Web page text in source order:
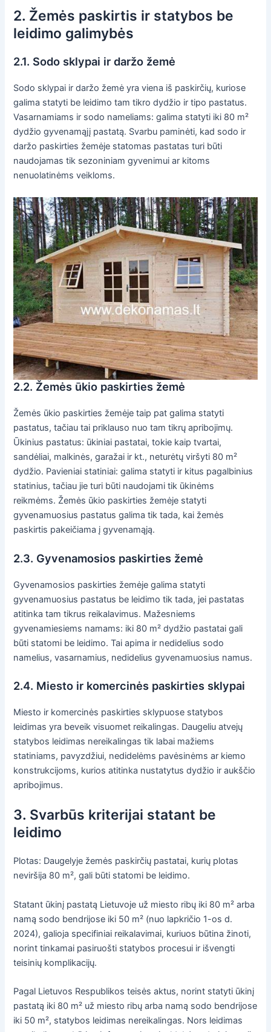
2. Žemės paskirtis ir statybos be
leidimo galimybės
2.1. Sodo sklypai ir daržo žemė
Sodo sklypai ir daržo žemė yra viena iš paskirčių, kuriose
galima statyti be leidimo tam tikro dydžio ir tipo pastatus.
Vasarnamiams ir sodo nameliams: galima statyti iki 80 m²
dydžio gyvenamąjį pastatą. Svarbu paminėti, kad sodo ir
daržo paskirties žemėje statomas pastatas turi būti
naudojamas tik sezoniniam gyvenimui ar kitoms
nenuolatinėms veikloms.
2.2. Žemės ūkio paskirties žemė
Žemės ūkio paskirties žemėje taip pat galima statyti
pastatus, tačiau tai priklauso nuo tam tikrų apribojimų.
Ūkinius pastatus: ūkiniai pastatai, tokie kaip tvartai,
sandėliai, malkinės, garažai ir kt., neturėtų viršyti 80 m²
dydžio. Pavieniai statiniai: galima statyti ir kitus pagalbinius
statinius, tačiau jie turi būti naudojami tik ūkinėms
reikmėms. Žemės ūkio paskirties žemėje statyti
gyvenamuosius pastatus galima tik tada, kai žemės
paskirtis pakeičiama į gyvenamąją.
2.3. Gyvenamosios paskirties žemė
Gyvenamosios paskirties žemėje galima statyti
gyvenamuosius pastatus be leidimo tik tada, jei pastatas
atitinka tam tikrus reikalavimus. Mažesniems
gyvenamiesiems namams: iki 80 m² dydžio pastatai gali
būti statomi be leidimo. Tai apima ir nedidelius sodo
namelius, vasarnamius, nedidelius gyvenamuosius namus.
2.4. Miesto ir komercinės paskirties sklypai
Miesto ir komercinės paskirties sklypuose statybos
leidimas yra beveik visuomet reikalingas. Daugeliu atvejų
statybos leidimas nereikalingas tik labai mažiems
statiniams, pavyzdžiui, nedidelėms pavėsinėms ar kiemo
konstrukcijoms, kurios atitinka nustatytus dydžio ir aukščio
apribojimus.
3. Svarbūs kriterijai statant be
leidimo
Plotas: Daugelyje žemės paskirčių pastatai, kurių plotas
neviršija 80 m², gali būti statomi be leidimo.
Statant ūkinį pastatą Lietuvoje už miesto ribų iki 80 m² arba
namą sodo bendrijose iki 50 m² (nuo lapkričio 1-os d.
2024), galioja specifiniai reikalavimai, kuriuos būtina žinoti,
norint tinkamai pasiruošti statybos procesui ir išvengti
teisinių komplikacijų.
Pagal Lietuvos Respublikos teisės aktus, norint statyti ūkinį
pastatą iki 80 m² už miesto ribų arba namą sodo bendrijose
iki 50 m², statybos leidimas nereikalingas. Nors leidimas